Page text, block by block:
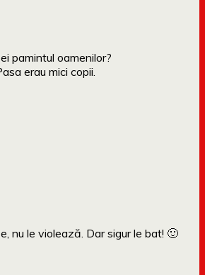
pamintul oamenilor?
erau mici copii.
nu le violează. Dar sigur le bat! 🙂